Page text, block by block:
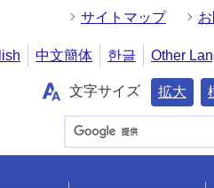
サイトマップ
中文簡体 한글 Other
文字サイズ 拡大